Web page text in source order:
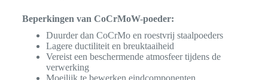
Beperkingen van CoCrMoW-poeder:
Duurder dan CoCrMo en roestvrij staalpoeders
Lagere ductiliteit en breuktaaiheid
Vereist een beschermende atmosfeer tijdens de
verwerking